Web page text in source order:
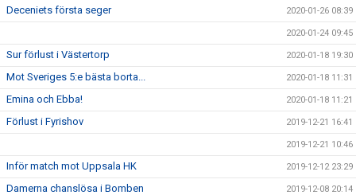
Deceniets första seger 2020-01-26 08:39
2020-01-24 09:45
Sur förlust i Västertorp 2020-01-18 19:30
Mot Sveriges 5:e bästa borta... 2020-01-18 11:31
Emina och Ebba! 2020-01-18 11:21
Förlust i Fyrishov 2019-12-21 16:41
2019-12-21 10:46
Inför match mot Uppsala HK 2019-12-12 23:29
Damerna chanslösa i Bomben 2019-12-08 20:14